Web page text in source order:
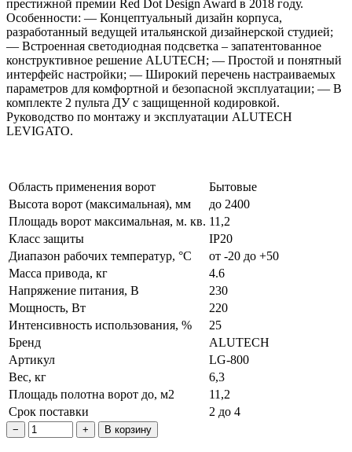
престижной премии Red Dot Design Award в 2018 году.
Особенности: — Концептуальный дизайн корпуса,
разработанный ведущей итальянской дизайнерской студией;
— Встроенная светодиодная подсветка – запатентованное
конструктивное решение ALUTECH; — Простой и понятный
интерфейс настройки; — Широкий перечень настраиваемых
параметров для комфортной и безопасной эксплуатации; — В
комплекте 2 пульта ДУ с защищенной кодировкой.
Руководство по монтажу и эксплуатации ALUTECH
LEVIGATO.
Область применения ворот
Бытовые
Высота ворот (максимальная), мм
до 2400
Площадь ворот максимальная, м. кв. 11,2
Класс защиты
IP20
Диапазон рабочих температур, °С
от -20 до +50
Масса привода, кг
4.6
Напряжение питания, В
230
Мощность, Вт
220
Интенсивность использования, %
25
Бренд
ALUTECH
Артикул
LG-800
Вес, кг
6,3
Площадь полотна ворот до, м2
11,2
Срок поставки
2 до 4
В корзину